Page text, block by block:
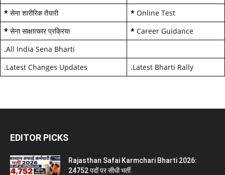
* सेना शारीरिक तैयारी * Online Test
* सेना साक्षात्कार प्रक्रिया * Career Guidance
.All India Sena Bharti
.Latest Changes Updates .Latest Bharti Rally
EDITOR PICKS
Rajasthan Safai Karmchari Bharti 2026:
24752 पदों पर सीधी भर्ती